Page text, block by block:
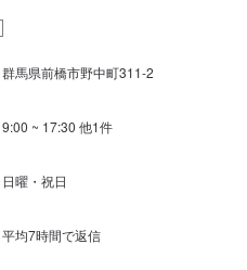
群馬県前橋市野中町311-2
9:00 ~ 17:30 他1件
日曜・祝日
平均7時間で返信